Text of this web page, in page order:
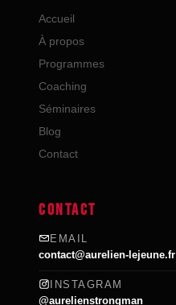
Accueil
À propos
Programmes
Coaching
Séminaires
Blog
Contact
CONTACT
EMAIL
contact@aurelien-lejeune.fr
INSTAGRAM
@aurelienstrongman